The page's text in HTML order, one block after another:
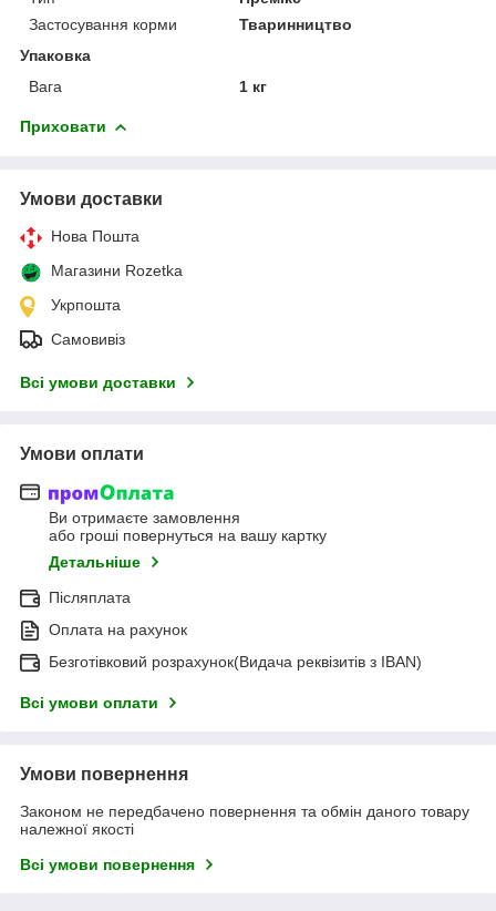
Застосування корми
Тваринництво
Упаковка
Вага
1 кг
Приховати
Умови доставки
Нова Пошта
Магазини Rozetka
Укрпошта
Самовивіз
Всі умови доставки
Умови оплати
Ви отримаєте замовлення
або гроші повернуться на вашу картку
Детальніше
Післяплата
Оплата на рахунок
Безготівковий розрахунок(Видача реквізитів з IBAN)
Всі умови оплати
Умови повернення
Законом не передбачено повернення та обмін даного товару
належної якості
Всі умови повернення